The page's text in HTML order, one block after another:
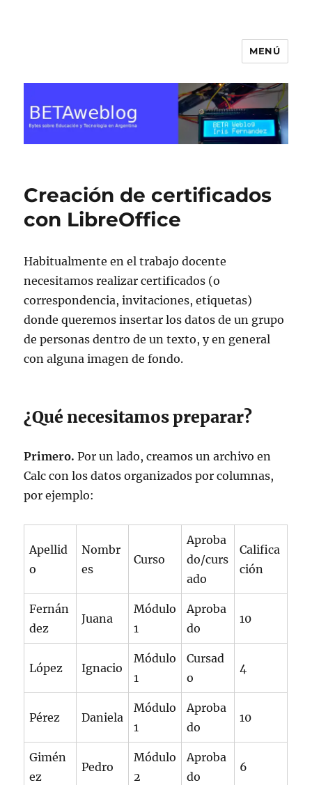
MENÚ
Creación de certificados
con LibreOffice
Habitualmente en el trabajo docente
necesitamos realizar certificados (o
correspondencia, invitaciones, etiquetas)
donde queremos insertar los datos de un grupo
de personas dentro de un texto, y en general
con alguna imagen de fondo.
¿Qué necesitamos preparar?
Primero.Por un lado, creamos un archivo en
Calc con los datos organizados por columnas,
por ejemplo:
Apellid
o
Nombr
es
Curso
Aproba
do/curs
ado
Califica
ción
Fernán
dez
Juana
Módulo
1
Aproba
do
10
López Ignacio
Módulo
1
Cursad
o
4
Pérez Daniela
Módulo
1
Aproba
do
10
Gimén
ez
Pedro
Módulo
2
Aproba
do
6